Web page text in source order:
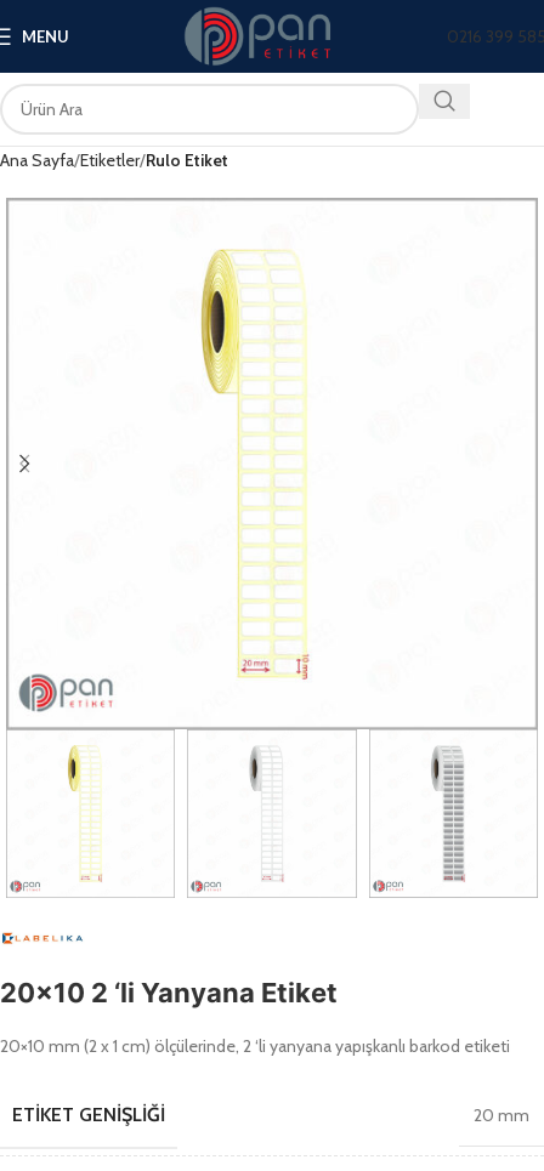
MENU 0216 399
Ana Sayfa Etiketler Rulo Etiket
20×10 2 ‘li Yanyana Etiket
20×10 mm (2 x 1 cm) ölçülerinde, 2 ‘li yanyana yapışkanlı barkod etiketi
ETIKET GENIŞLIĞI 20 mm